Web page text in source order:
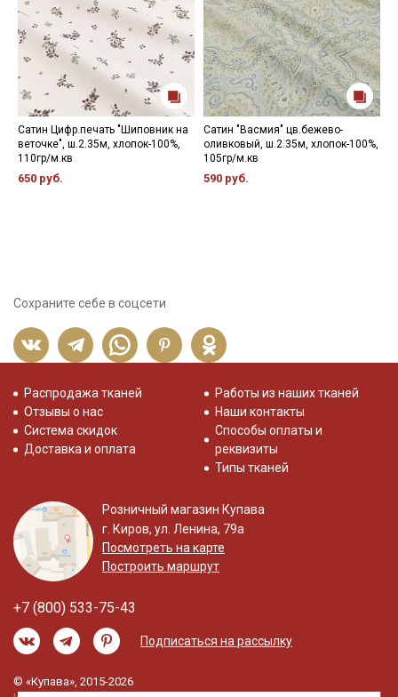
Сатин Цифр.печать "Шиповник на
веточке", ш.2.35м, хлопок-100%,
110гр/м.кв
650 руб.
Сатин "Васмия" цв.бежево-
оливковый, ш.2.35м, хлопок-100%,
105гр/м.кв
590 руб.
Сохраните себе в соцсети
Распродажа тканей
Отзывы о нас
Система скидок
Доставка и оплата
Работы из наших тканей
Наши контакты
Способы оплаты и
реквизиты
Типы тканей
Розничный магазин Купава
г. Киров, ул. Ленина, 79а
Посмотреть на карте
Построить маршрут
+7 (800) 533-75-43
Подписаться на рассылку
© «Купава», 2015-2026